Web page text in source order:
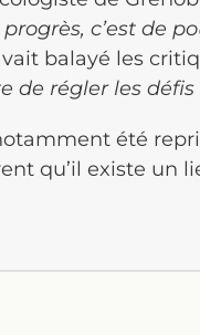
progrès, c’est de
balayé les
de régler les
été
qu’il existe un